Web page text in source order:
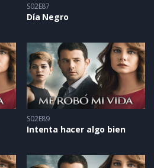
S02E87
Día Negro
S02E89
Intenta hacer algo bien